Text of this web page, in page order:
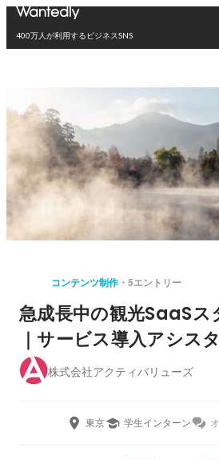
400万人が利用するビジネスSNS
コンテンツ制作 5エントリー
急成長中の観光SaaSス
｜サービス導入アシス
株式会社アクティバリューズ
東京 学生インターン